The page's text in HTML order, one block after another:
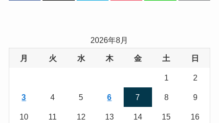
2026年8月
月 火 水 木 金 土 日
1 2
3 4 5 6 7 8 9
10 11 12 13 14 15 16